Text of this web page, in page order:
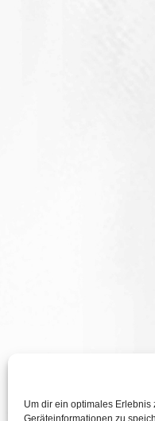
Um dir ein optimales
Geräteinformationen zu